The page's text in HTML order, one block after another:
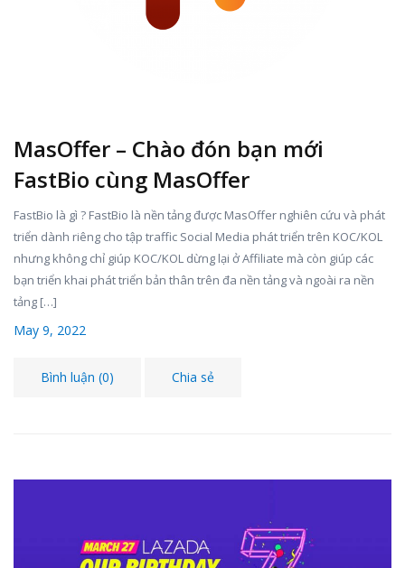
MasOffer – Chào đón bạn mới
FastBio cùng MasOffer
FastBio là gì ? FastBio là nền tảng được MasOffer nghiên cứu và phát
triển dành riêng cho tập traffic Social Media phát triển trên KOC/KOL
nhưng không chỉ giúp KOC/KOL dừng lại ở Affiliate mà còn giúp các
bạn triển khai phát triển bản thân trên đa nền tảng và ngoài ra nền
tảng […]
May 9, 2022
Bình luận (0) Chia sẻ